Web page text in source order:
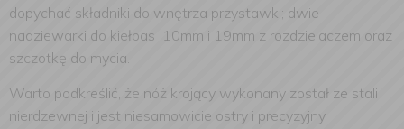
dopychać składniki do wnętrza przystawki; dwie
nadziewarki do kiełbas 10mm i 19mm z rozdzielaczem oraz
szczotkę do mycia.
Warto podkreślić, że nóż krojący wykonany został ze stali
nierdzewnej i jest niesamowicie ostry i precyzyjny.